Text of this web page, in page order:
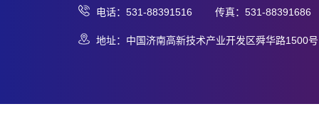
电话：531-88391516 传真：531-88391686
地址：中国济南高新技术产业开发区舜华路